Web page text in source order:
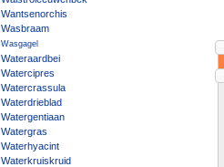
Wantsenorchis
Wasbraam
Wasgagel
Wateraardbei
Watercipres
Watercrassula
Waterdrieblad
Watergentiaan
Watergras
Waterhyacint
Waterkruiskruid